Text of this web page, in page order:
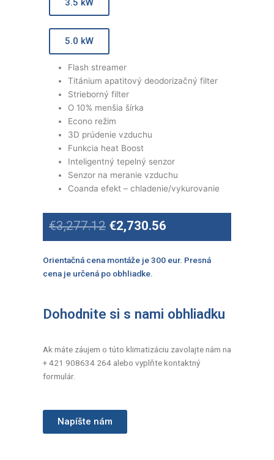
3.5 kW
5.0 kW
Flash streamer
Titánium apatitový deodorizačný filter
Strieborný filter
O 10% menšia šírka
Econo režim
3D prúdenie vzduchu
Funkcia heat Boost
Inteligentný tepelný senzor
Senzor na meranie vzduchu
Coanda efekt – chladenie/vykurovanie
€3,277.12 Original
price
was:
€3,277.12.
€2,730.56
is:
€2,730.56.
Orientačná cena montáže je 300 eur. Presná
cena je určená po obhliadke.
Dohodnite si s nami obhliadku
Ak máte záujem o túto klimatizáciu zavolajte nám na
+ 421 908634 264 alebo vyplňte kontaktný
formulár.
Napíšte nám